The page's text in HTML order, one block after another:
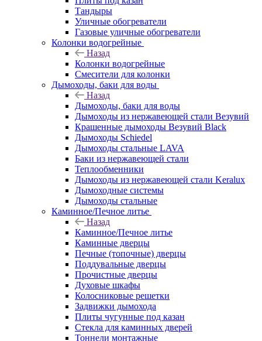
Тандыры
Уличные обогреватели
Газовые уличные обогреватели
Колонки водогрейные
Назад
Колонки водогрейные
Смесители для колонки
Дымоходы, баки для воды
Назад
Дымоходы, баки для воды
Дымоходы из нержавеющей стали Везувий
Крашенные дымоходы Везувий Black
Дымоходы Schiedel
Дымоходы стальные LAVA
Баки из нержавеющей стали
Теплообменники
Дымоходы из нержавеющей стали Keralux
Дымоходные системы
Дымоходы стальные
Каминное/Печное литье
Назад
Каминное/Печное литье
Каминные дверцы
Печные (топочные) дверцы
Поддувальные дверцы
Прочистные дверцы
Духовые шкафы
Колосниковые решетки
Задвижки дымохода
Плиты чугунные под казан
Стекла для каминных дверей
Тоннели монтажные